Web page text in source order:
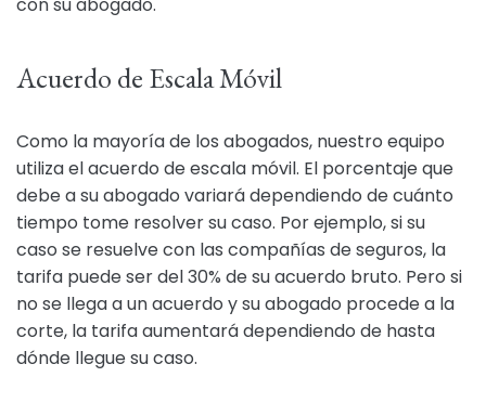
Acuerdo de Escala Móvil
Como la mayoría de los abogados, nuestro equipo
utiliza el acuerdo de escala móvil. El porcentaje que
debe a su abogado variará dependiendo de cuánto
tiempo tome resolver su caso. Por ejemplo, si su
caso se resuelve con las compañías de seguros, la
tarifa puede ser del 30% de su acuerdo bruto. Pero si
no se llega a un acuerdo y su abogado procede a la
corte, la tarifa aumentará dependiendo de hasta
dónde llegue su caso.